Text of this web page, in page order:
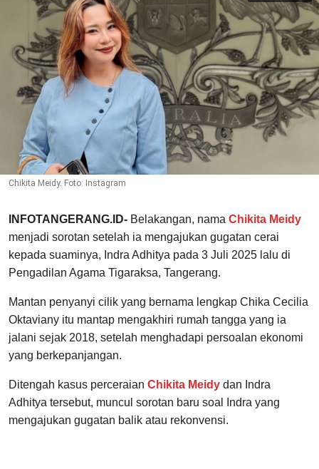
Chikita Meidy. Foto: Instagram
INFOTANGERANG.ID- Belakangan, nama Chikita Meidy
menjadi sorotan setelah ia mengajukan gugatan cerai
kepada suaminya, Indra Adhitya pada 3 Juli 2025 lalu di
Pengadilan Agama Tigaraksa, Tangerang.
Mantan penyanyi cilik yang bernama lengkap Chika Cecilia
Oktaviany itu mantap mengakhiri rumah tangga yang ia
jalani sejak 2018, setelah menghadapi persoalan ekonomi
yang berkepanjangan.
Ditengah kasus perceraian Chikita Meidy dan Indra
Adhitya tersebut, muncul sorotan baru soal Indra yang
mengajukan gugatan balik atau rekonvensi.